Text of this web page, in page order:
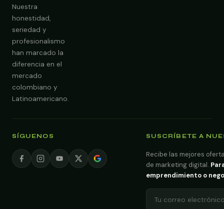
Nuestra
honestidad,
seriedad y
profesionalismo
han marcado la
diferencia en el
mercado
colombiano y
Latinoamericano.
SÍGUENOS SUSCRÍBETE A
Recibe las mejores
de marketing digital.
emprendimiento o